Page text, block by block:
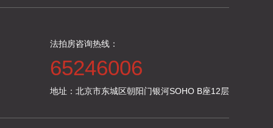
法拍房咨询热线：
65246006
地址：北京市东城区朝阳门银河SOHO B座12层